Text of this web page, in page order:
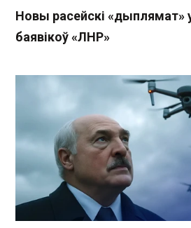
Новы расейскі «дыплямат»
баявікоў «ЛНР»